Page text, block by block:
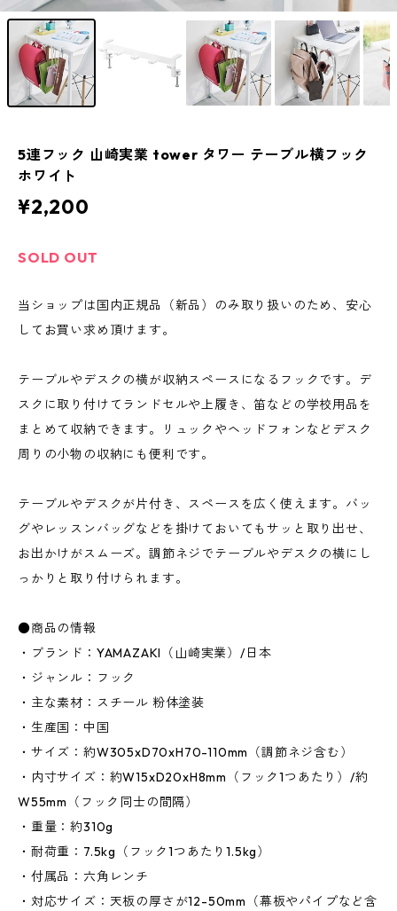
5連フック 山崎実業 tower タワー テーブル横フック
ホワイト
¥2,200
SOLD OUT
当ショップは国内正規品（新品）のみ取り扱いのため、安心
してお買い求め頂けます。
テーブルやデスクの横が収納スペースになるフックです。デ
スクに取り付けてランドセルや上履き、笛などの学校用品を
まとめて収納できます。リュックやヘッドフォンなどデスク
周りの小物の収納にも便利です。
テーブルやデスクが片付き、スペースを広く使えます。バッ
グやレッスンバッグなどを掛けておいてもサッと取り出せ、
お出かけがスムーズ。調節ネジでテーブルやデスクの横にし
っかりと取り付けられます。
●商品の情報
・ブランド：YAMAZAKI（山崎実業）/日本
・ジャンル：フック
・主な素材：スチール 粉体塗装
・生産国：中国
・サイズ：約W305xD70xH70-110mm（調節ネジ含む）
・内寸サイズ：約W15xD20xH8mm（フック1つあたり）/約
W55mm（フック同士の間隔）
・重量：約310g
・耐荷重：7.5kg（フック1つあたり1.5kg）
・付属品：六角レンチ
・対応サイズ：天板の厚さが12-50mm（幕板やパイプなど含